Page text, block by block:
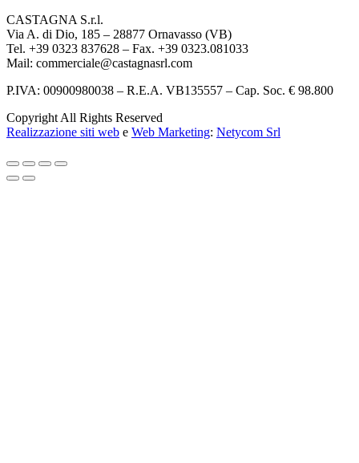
CASTAGNA S.r.l.
Via A. di Dio, 185 – 28877 Ornavasso (VB)
Tel. +39 0323 837628 – Fax. +39 0323.081033
Mail: commerciale@castagnasrl.com
P.IVA: 00900980038 – R.E.A. VB135557 – Cap. Soc. € 98.800
Copyright All Rights Reserved
Realizzazione siti web e Web Marketing: Netycom Srl